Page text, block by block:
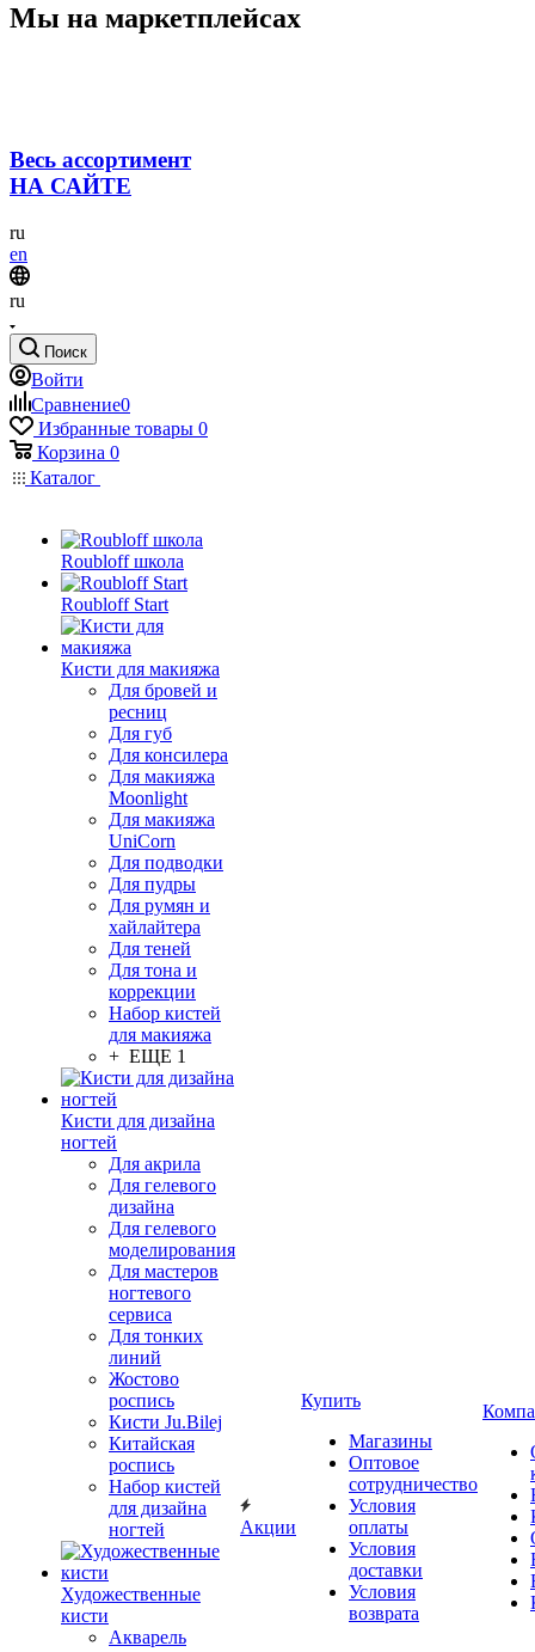
Мы на маркетплейсах
Весь ассортимент
НА САЙТЕ
ru
en
ru
Поиск
Войти
Сравнение0
Избранные товары 0
Корзина 0
Каталог
Roubloff школа
Roubloff Start
Кисти для макияжа
Для бровей и
ресниц
Для губ
Для консилера
Для макияжа
Moonlight
Для макияжа
UniCorn
Для подводки
Для пудры
Для румян и
хайлайтера
Для теней
Для тона и
коррекции
Набор кистей
для макияжа
+ ЕЩЕ 1
Кисти для дизайна
ногтей
Для акрила
Для гелевого
дизайна
Для гелевого
моделирования
Для мастеров
ногтевого
сервиса
Для тонких
линий
Жостово
роспись
Кисти Ju.Bilej
Китайская
роспись
Набор кистей
для дизайна
ногтей
Художественные
кисти
Акварель
Акции
Купить
Магазины
Оптовое
сотрудничество
Условия
оплаты
Условия
доставки
Условия
возврата